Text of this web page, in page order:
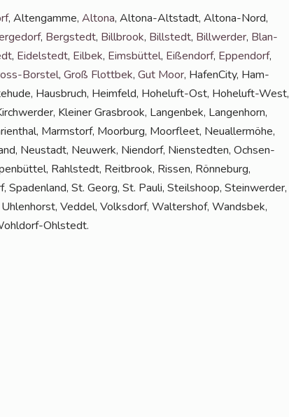
, Alten­gam­me, Alto­na, Alto­na-Alt­stadt, Alto­na-Nord,
, Berg­stedt, Bill­brook, Bill­stedt, Bill­wer­der, Blan­
, Eidel­stedt, Eil­bek, Eims­büt­tel, Eißen­dorf, Eppen­dorf,
Bors­tel, Groß Flott­bek, Gut Moor, Hafen­Ci­ty, Ham­
Haus­bruch, Heim­feld, Hohe­luft-Ost, Hohe­luft-West,
Klei­ner Gras­brook, Lan­gen­bek, Lan­gen­horn,
Marmstorf, Moor­burg, Moor­fleet, Neu­al­ler­mö­he,
Neu­stadt, Neu­werk, Nien­dorf, Nien­sted­ten, Och­sen­
Rahl­stedt, Reit­brook, Ris­sen, Rön­ne­burg,
St. Georg, St. Pau­li, Steil­shoop, Stein­wer­der,
Ved­del, Volks­dorf, Wal­ters­hof, Wands­bek,
Ohlstedt.